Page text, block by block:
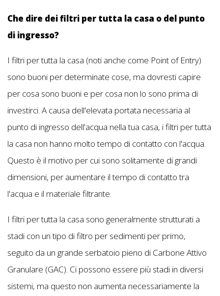
Che dire dei filtri per tutta la casa o del punto
di ingresso?
I filtri per tutta la casa (noti anche come Point of Entry)
sono buoni per determinate cose, ma dovresti capire
per cosa sono buoni e per cosa non lo sono prima di
investirci. A causa dell'elevata portata necessaria al
punto di ingresso dell'acqua nella tua casa, i filtri per tutta
la casa non hanno molto tempo di contatto con l'acqua.
Questo è il motivo per cui sono solitamente di grandi
dimensioni, per aumentare il tempo di contatto tra
l'acqua e il materiale filtrante.
I filtri per tutta la casa sono generalmente strutturati a
stadi con un tipo di filtro per sedimenti per primo,
seguito da un grande serbatoio pieno di Carbone Attivo
Granulare (GAC). Ci possono essere più stadi in diversi
sistemi, ma questo non aumenta necessariamente la